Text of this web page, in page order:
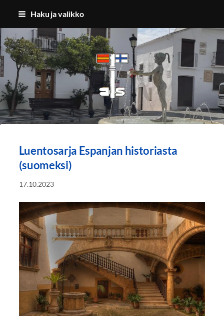
Siirry
sisältöön
Haku ja valikko
Benalmadenan Suomalaiset ry
Luentosarja Espanjan historiasta
(suomeksi)
17.10.2023